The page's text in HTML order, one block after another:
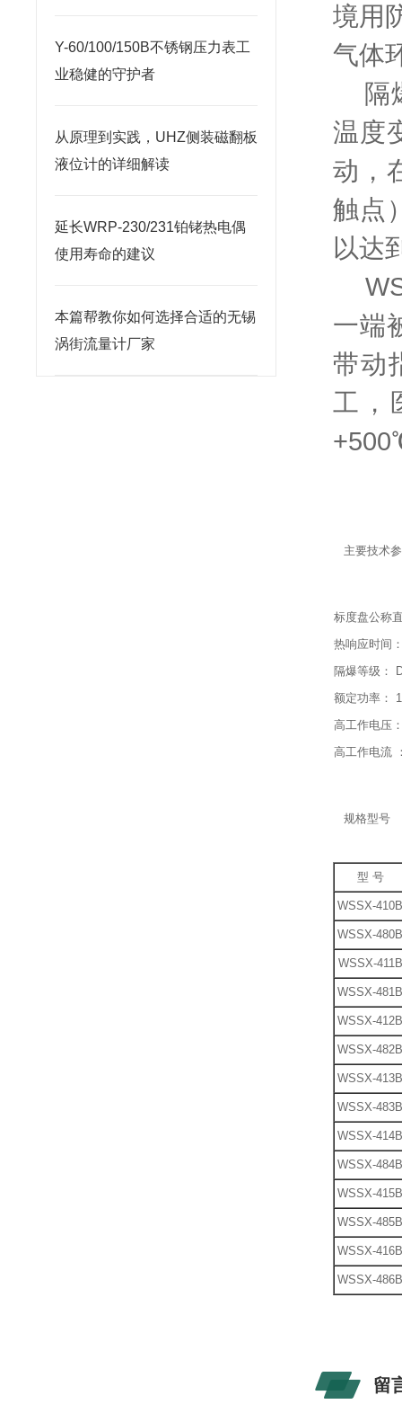
Y-60/100/150B不锈钢压力表工
业稳健的守护者
从原理到实践，UHZ侧装磁翻板
液位计的详细解读
延长WRP-230/231铂铑热电偶
使用寿命的建议
本篇帮教你如何选择合适的无锡
涡街流量计厂家
境用
气体
隔
温度
动，
触点
以达
一端
带动
工，
主要技术
标度盘公称
热响应时间
隔爆等级：
额定功率：
高工作电压
高工作电流
规格型号
型 号
WSSX-
WSSX-
WSSX-411B
WSSX-
WSSX-
WSSX-
WSSX-
WSSX-
WSSX-
WSSX-
WSSX-
WSSX-
WSSX-
WSSX-
留